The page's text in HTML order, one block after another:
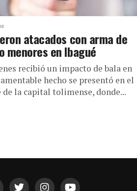
atacados con arma de
menores en Ibagué
recibió un impacto de bala en
hecho se presentó en el
de la capital tolimense, donde...